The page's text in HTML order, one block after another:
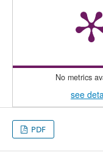
No metrics
see
PDF